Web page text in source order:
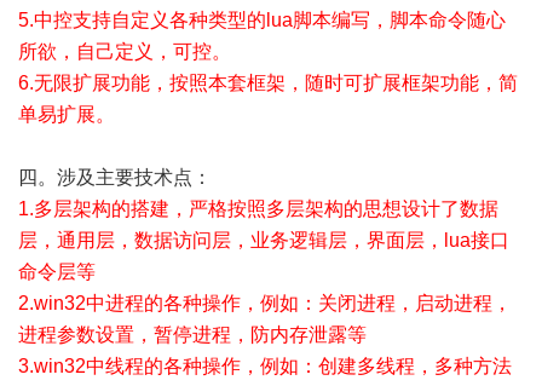
5.中控支持自定义各种类型的lua脚本编写，脚本命令随心
所欲，自己定义，可控。
6.无限扩展功能，按照本套框架，随时可扩展框架功能，简
单易扩展。
四。涉及主要技术点：
1.多层架构的搭建，严格按照多层架构的思想设计了数据
层，通用层，数据访问层，业务逻辑层，界面层，lua接口
命令层等
2.win32中进程的各种操作，例如：关闭进程，启动进程，
进程参数设置，暂停进程，防内存泄露等
3.win32中线程的各种操作，例如：创建多线程，多种方法